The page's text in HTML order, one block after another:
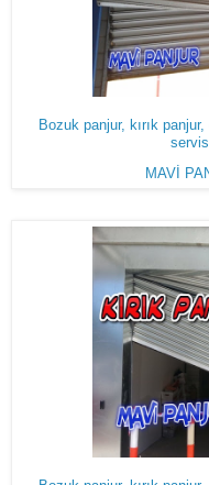
Bozuk panjur, kırık
MAVİ